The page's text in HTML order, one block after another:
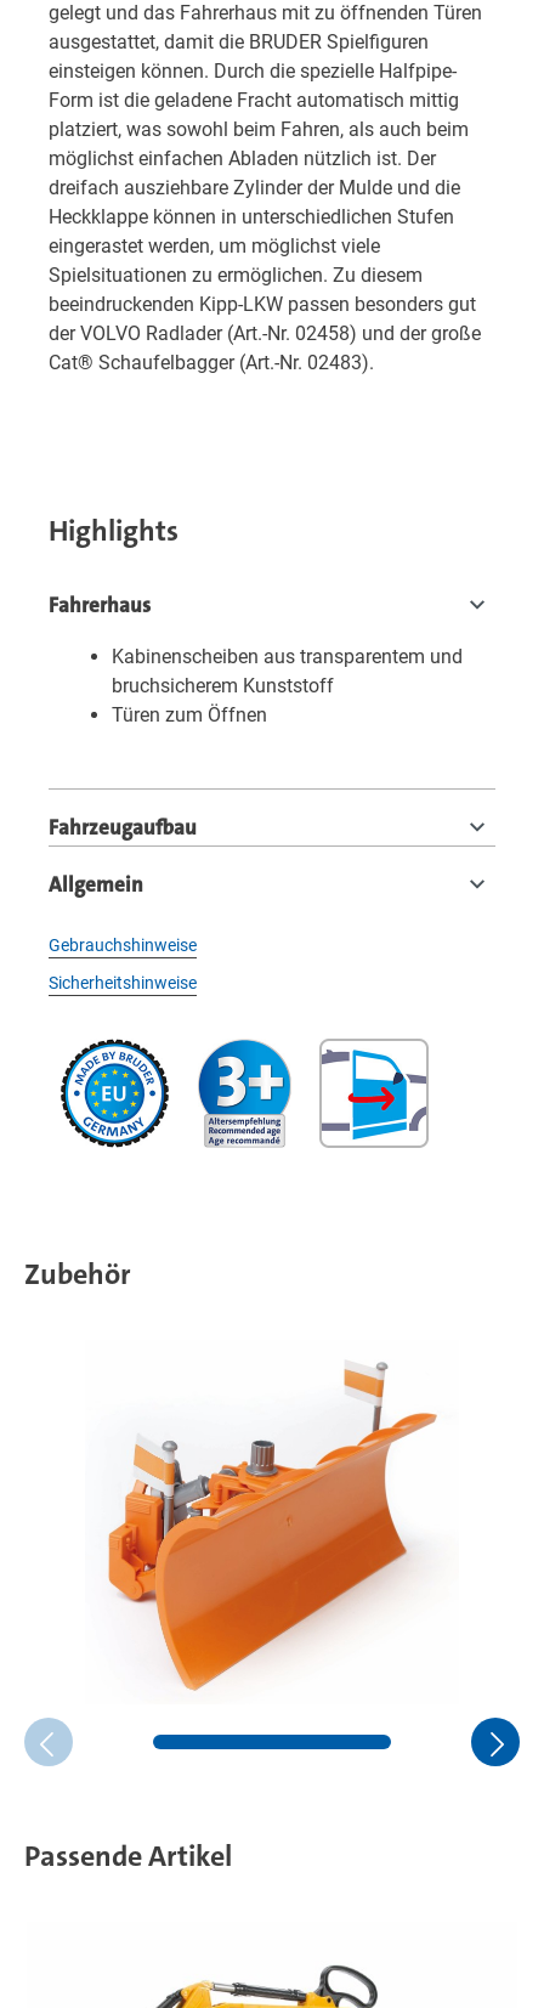
gelegt und das Fahrerhaus mit zu öffnenden Türen
ausgestattet, damit die BRUDER Spielfiguren
einsteigen können. Durch die spezielle Halfpipe-
Form ist die geladene Fracht automatisch mittig
platziert, was sowohl beim Fahren, als auch beim
möglichst einfachen Abladen nützlich ist. Der
dreifach ausziehbare Zylinder der Mulde und die
Heckklappe können in unterschiedlichen Stufen
eingerastet werden, um möglichst viele
Spielsituationen zu ermöglichen. Zu diesem
beeindruckenden Kipp-LKW passen besonders gut
der VOLVO Radlader (Art.-Nr. 02458) und der große
Cat® Schaufelbagger (Art.-Nr. 02483).
Highlights
Fahrerhaus
Kabinenscheiben aus transparentem und
bruchsicherem Kunststoff
Türen zum Öffnen
Fahrzeugaufbau
Allgemein
Gebrauchshinweise
Sicherheitshinweise
Zubehör
Passende Artikel